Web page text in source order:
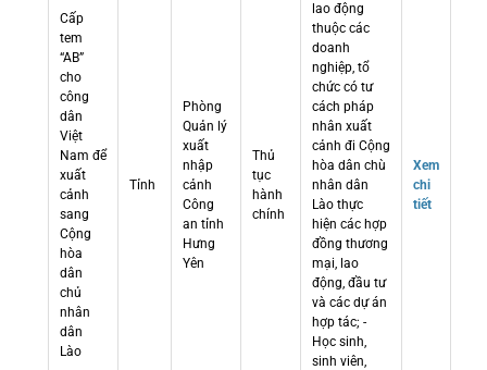
Cấp
tem
“AB”
cho
công
dân
Việt
Nam để
xuất
cảnh
sang
Cộng
hòa
dân
chủ
nhân
dân
Lào
Tỉnh
Phòng
Quản lý
xuất
nhập
cảnh
Công
an tỉnh
Hưng
Yên
Thủ
tục
hành
chính
lao động
thuộc các
doanh
nghiệp, tổ
chức có tư
cách pháp
nhân xuất
cảnh đi Cộng
hòa dân chù
nhân dân
Lào thực
hiện các hợp
đồng thương
mại, lao
động, đầu tư
và các dự án
hợp tác; -
Học sinh,
sinh viên,
Xem
chi
tiết